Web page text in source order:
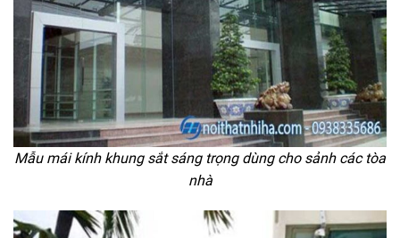
Mẫu mái kính khung sắt sáng trọng dùng cho sảnh các tòa
nhà